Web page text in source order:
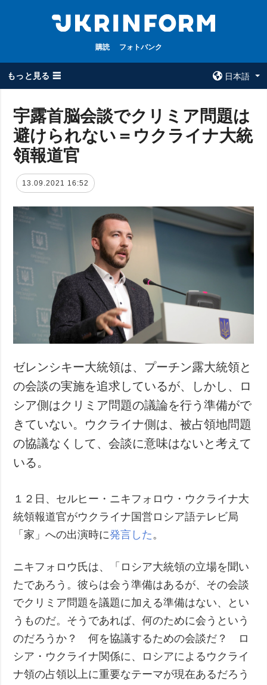
購読 フォトバンク
もっと見る ☰
日本語
全てのトピック
戦争
政治
経済・復興
社会・文化
スポーツ
犯罪
事故・緊急事態
ウクルインフォ
追加
特集
インタビュー
写真
動画
サービス
購読
フォトバンク
宇露首脳会談でクリミア問題は
避けられない＝ウクライナ大統
領報道官
13.09.2021 16:52
ゼレンシキー大統領は、プーチン露大統領と
の会談の実施を追求しているが、しかし、ロ
シア側はクリミア問題の議論を行う準備がで
きていない。ウクライナ側は、被占領地問題
の協議なくして、会談に意味はないと考えて
いる。
１２日、セルヒー・ニキフォロウ・ウクライナ大
統領報道官がウクライナ国営ロシア語テレビ局
「家」への出演時に発言した 。
ニキフォロウ氏は、「ロシア大統領の立場を聞い
たであろう。彼らは会う準備はあるが、その会談
でクリミア問題を議題に加える準備はない、とい
うものだ。そうであれば、何のために会うという
のだろうか？ 何を協議するための会談だ？ ロ
シア・ウクライナ関係に、ロシアによるウクライ
ナ領の占領以上に重要なテーマが現在あるだろう